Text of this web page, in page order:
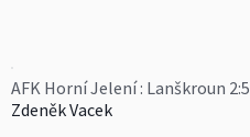
AFK Horní Jelení : Lanškroun 2:5
Zdeněk Vacek